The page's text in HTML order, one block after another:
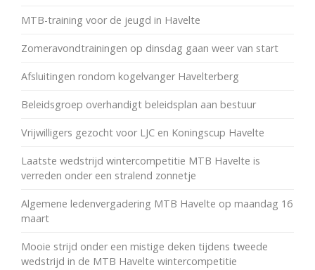
MTB-training voor de jeugd in Havelte
Zomeravondtrainingen op dinsdag gaan weer van start
Afsluitingen rondom kogelvanger Havelterberg
Beleidsgroep overhandigt beleidsplan aan bestuur
Vrijwilligers gezocht voor LJC en Koningscup Havelte
Laatste wedstrijd wintercompetitie MTB Havelte is
verreden onder een stralend zonnetje
Algemene ledenvergadering MTB Havelte op maandag 16
maart
Mooie strijd onder een mistige deken tijdens tweede
wedstrijd in de MTB Havelte wintercompetitie